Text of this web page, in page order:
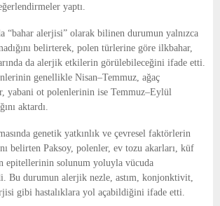
yaptı.
“bahar alerjisi” olarak bilinen durumun yalnızca
belirterek, polen türlerine göre ilkbahar,
da alerjik etkilerin görülebileceğini ifade etti.
genellikle Nisan–Temmuz, ağaç
yabani ot polenlerinin ise Temmuz–Eylül
aktardı.
genetik yatkınlık ve çevresel faktörlerin
belirten Paksoy, polenler, ev tozu akarları, küf
epitellerinin solunum yoluyla vücuda
Bu durumun alerjik nezle, astım, konjonktivit,
gibi hastalıklara yol açabildiğini ifade etti.